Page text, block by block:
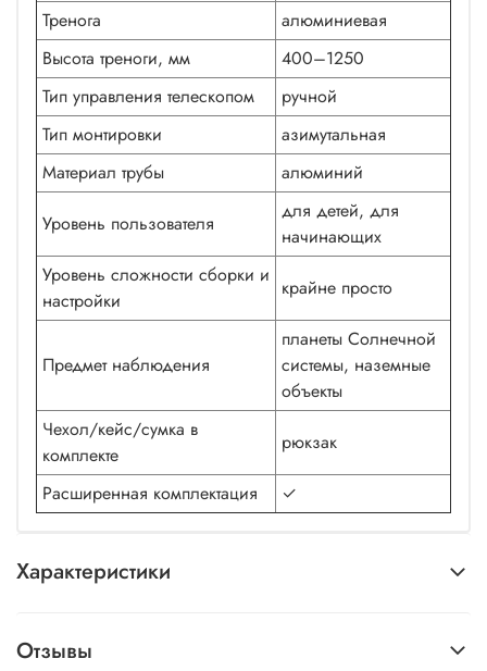
Тренога
алюминиевая
Высота треноги, мм
400–1250
Тип управления телескопом
ручной
Тип монтировки
азимутальная
Материал трубы
алюминий
Уровень пользователя
для детей, для
начинающих
Уровень сложности сборки и
настройки
крайне просто
Предмет наблюдения
планеты Солнечной
системы, наземные
объекты
Чехол/кейс/сумка в
комплекте
рюкзак
Расширенная комплектация ✓
Характеристики
Отзывы